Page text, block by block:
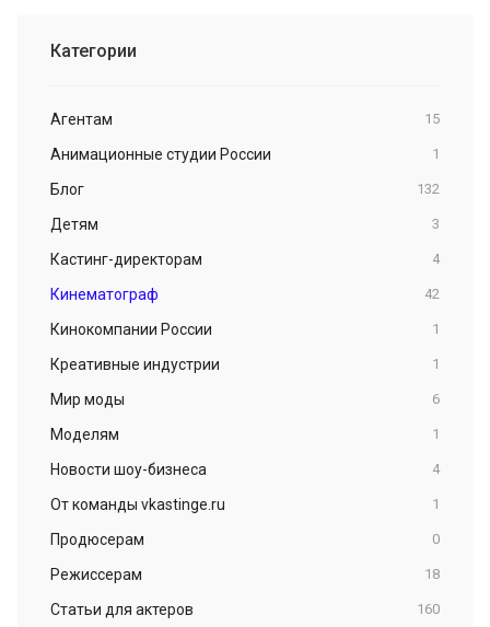
Категории
Агентам 15
Анимационные студии России 1
Блог 132
Детям 3
Кастинг-директорам 4
Кинематограф 42
Кинокомпании России 1
Креативные индустрии 1
Мир моды 6
Моделям 1
Новости шоу-бизнеса 4
От команды vkastinge.ru 1
Продюсерам 0
Режиссерам 18
Статьи для актеров 160